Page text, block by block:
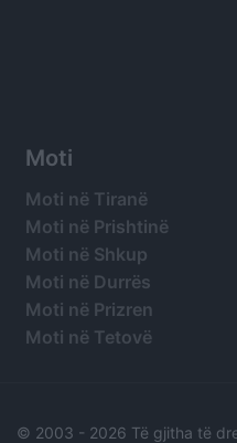
Moti
Moti në Tiranë
Moti në Prishtinë
Moti në Shkup
Moti në Durrës
Moti në Prizren
Moti në Tetovë
© 2003 - 2026 Të gjitha të